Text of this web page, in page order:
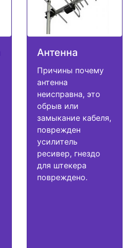
Антенна
Причины почему
антенна
неисправна, это
обрыв или
замыкание кабеля,
поврежден
усилитель
ресивер, гнездо
для штекера
повреждено.